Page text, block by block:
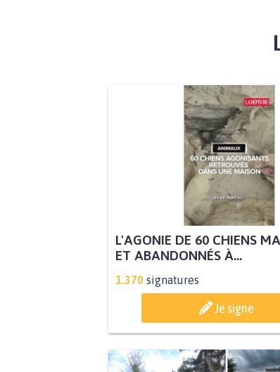
L'AGONIE DE 60 CHIENS
ET ABANDONNÉS À...
1.370 signatures
Je signe